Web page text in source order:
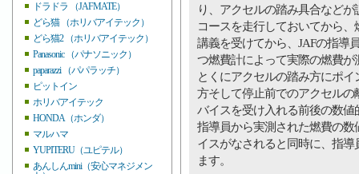
ドラドラ （JAFMATE）
どら猫 （ホリバアイテック）
どら猫2 （ホリバアイテック）
Panasonic （パナソニック）
paparazzi （パパラッチ）
ピットイン
ホリバアイテック
HONDA（ホンダ）
マルハマ
YUPITERU（ユピテル）
あんしんmini（安心マネジメン
り、アクセルの踏み具合など
コースを走行しておいてから
講義を受けてから、JAFの指導
つ燃費計によって実際の燃費が
とくにアクセルの踏み方にポ
方そして停止前でのアクセル
バイスを受け入れる前後の数
指導員から実測された燃費の
イスがなされると同時に、指
ます。